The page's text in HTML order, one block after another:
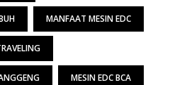
MANFAAT MESIN EDC
MESIN EDC BCA